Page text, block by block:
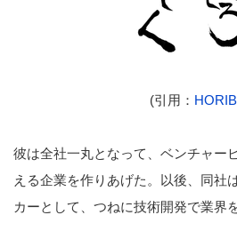
(引用：
彼は全社一丸となって、ベンチャー
える企業を作りあげた。以後、同社
カーとして、つねに技術開発で業界